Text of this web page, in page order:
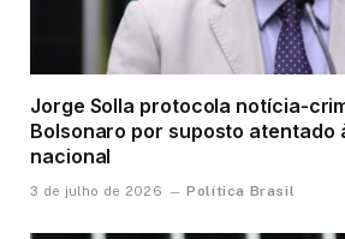
Jorge Solla protocola notícia-
Bolsonaro por suposto atentado
nacional
3 de julho de 2026 Política Brasil